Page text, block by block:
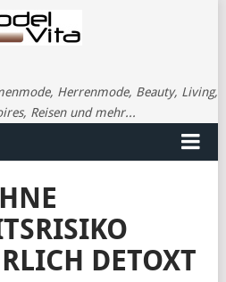
Herrenmode, Beauty, Living,
Reisen und mehr...
DETOXT